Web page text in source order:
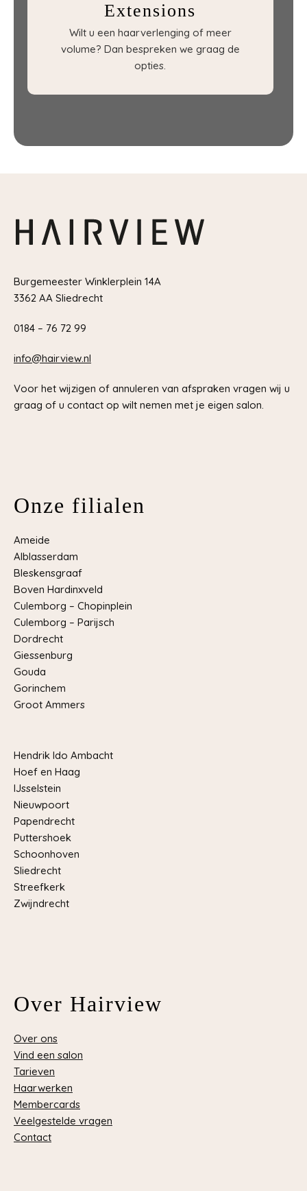
Extensions
Wilt u een haarverlenging of meer
volume? Dan bespreken we graag de
opties.
Burgemeester Winklerplein 14A
3362 AA Sliedrecht
0184 – 76 72 99
info@hairview.nl
Voor het wijzigen of annuleren van afspraken vragen wij u
graag of u contact op wilt nemen met je eigen salon.
Onze filialen
Ameide
Alblasserdam
Bleskensgraaf
Boven Hardinxveld
Culemborg – Chopinplein
Culemborg – Parijsch
Dordrecht
Giessenburg
Gouda
Gorinchem
Groot Ammers
Hendrik Ido Ambacht
Hoef en Haag
IJsselstein
Nieuwpoort
Papendrecht
Puttershoek
Schoonhoven
Sliedrecht
Streefkerk
Zwijndrecht
Over Hairview
Over ons
Vind een salon
Tarieven
Haarwerken
Membercards
Veelgestelde vragen
Contact